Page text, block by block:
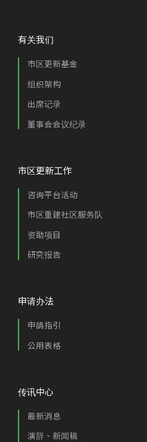
有关我们
市区更新基金
组织架构
出席记录
董事会会议纪录
市区更新工作
咨询平台活动
市区重建社区服务队
资助项目
研究报告
申请办法
申請指引
公用表格
传讯中心
最新消息
演辞、新闻稿